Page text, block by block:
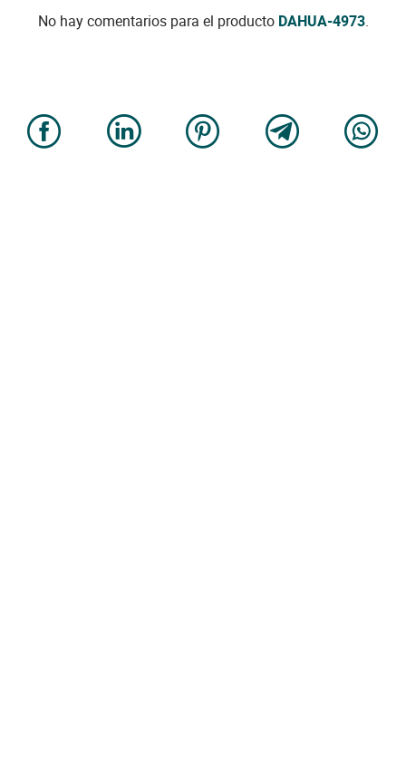
No hay comentarios para el producto DAHUA-4973.